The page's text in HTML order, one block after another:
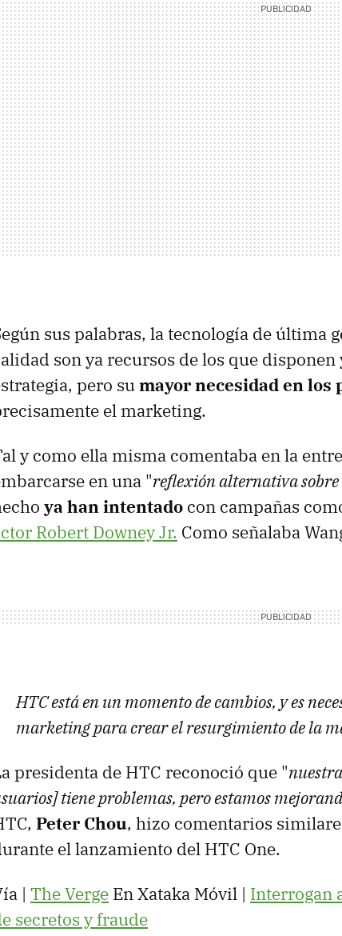
sus palabras, la tecnología de última
son ya recursos de los que
pero sumayor necesidad en
el marketing.
y como ella misma comentaba en la
en una "reflexión alternativa
ya han intentado con campañas
Robert Downey Jr. Como señalaba
HTC está en un momento de cambios, y es
marketing para crear el resurgimiento de la
presidenta de HTC reconoció que "
tiene problemas, pero estamos
Peter Chou, hizo comentarios
el lanzamiento del HTC One.
| The Verge En Xataka Móvil | Interrogan
secretos y fraude